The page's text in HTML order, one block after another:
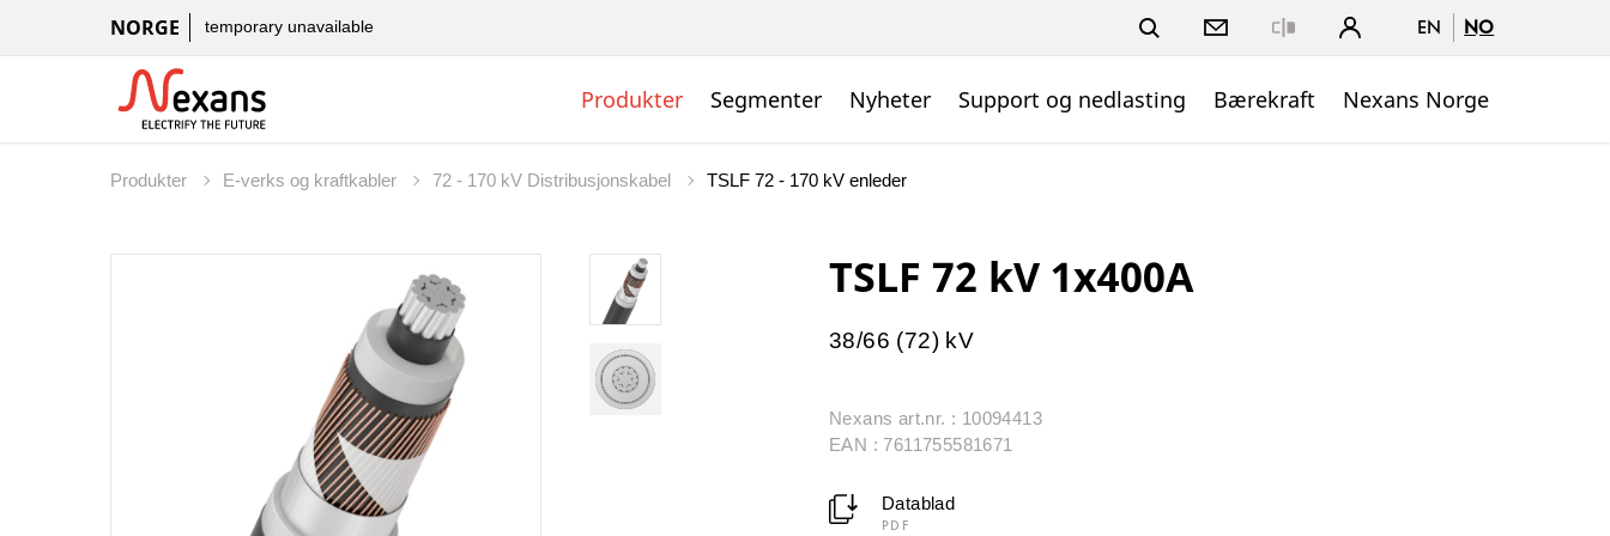
NORGE temporary unavailable EN NO
Produkter Segmenter Nyheter Support og nedlasting Bærekraft Nexans Norge
Produkter E-verks og kraftkabler 72 - 170 kV Distribusjonskabel TSLF 72 - 170 kV enleder
TSLF 72 kV 1x400A
38/66 (72) kV
Nexans art.nr. : 10094413
EAN : 7611755581671
Datablad
PDF